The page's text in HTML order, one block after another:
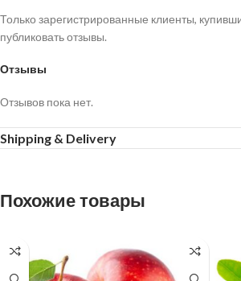
Отзывы
Отзывов пока нет.
Только зарегистрированные клиенты,
публиковать отзывы.
Shipping & Delivery
Похожие товары